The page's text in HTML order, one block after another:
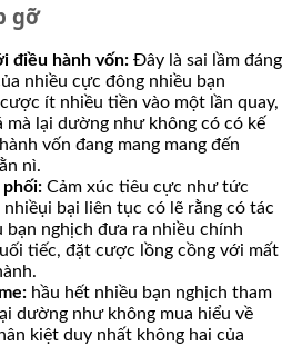
gỡ
điều hành vốn: Đây là sai lầm đáng
nhiều cực đông nhiều bạn
ít nhiều tiền vào một lần quay,
mà lại dường như không có có kế
vốn đang mang mang đến
nì.
Cảm xúc tiêu cực như tức
bại liên tục có lẽ rằng có tác
bạn nghịch đưa ra nhiều chính
tiếc, đặt cược lồng cồng với mất
hầu hết nhiều bạn nghịch tham
dường như không mua hiểu về
kiệt duy nhất không hai của